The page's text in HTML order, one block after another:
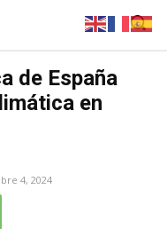
de España
en
4, 2024